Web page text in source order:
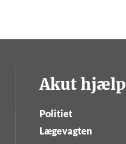
Akut hjælp
Politiet
Lægevagten